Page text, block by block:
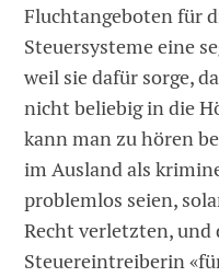
Fluchtangeboten für
Steuersysteme eine
weil sie dafür sorge,
nicht beliebig in die
kann man zu hören
im Ausland als
problemlos seien,
Recht verletzten, und
Steuereintreiberin